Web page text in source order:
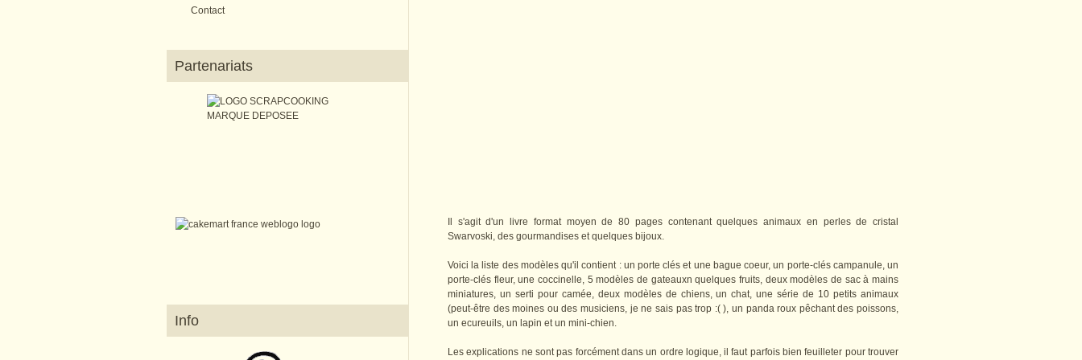
Contact
Partenariats
Info
Il s'agit d'un livre format moyen de 80 pages contenant quelques animaux en perles de cristal
Swarvoski, des gourmandises et quelques bijoux.
Voici la liste des modèles qu'il contient : un porte clés et une bague coeur, un porte-clés campanule, un
porte-clés fleur, une coccinelle, 5 modèles de gateauxn quelques fruits, deux modèles de sac à mains
miniatures, un serti pour camée, deux modèles de chiens, un chat, une série de 10 petits animaux
(peut-être des moines ou des musiciens, je ne sais pas trop :( ), un panda roux pêchant des poissons,
un ecureuils, un lapin et un mini-chien.
Les explications ne sont pas forcément dans un ordre logique, il faut parfois bien feuilleter pour trouver